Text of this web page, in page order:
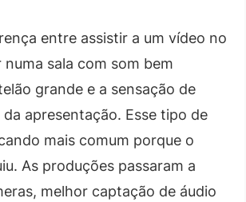
entre assistir a um vídeo no
numa sala com som bem
grande e a sensação de
apresentação. Esse tipo de
mais comum porque o
As produções passaram a
melhor captação de áudio